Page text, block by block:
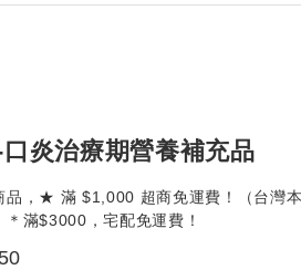
炎治療期營養補充品
品，★ 滿 $1,000 超商免運費！（台灣本
＊滿$3000，宅配免運費！